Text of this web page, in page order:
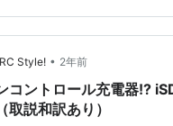
には動画にまとめてレビュ
りあえず数回使った感じは
と同様パワーも出ます！ 取
たものをまたブログでアッ
が、ひとま…
Style! • 2年前
コントロール充電器!?
取説和訳あり）